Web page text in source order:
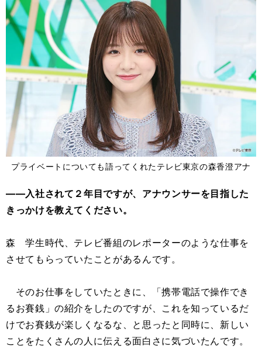
プライベートについても語ってくれたテレビ東京の森香澄アナ
――入社されて２年目ですが、アナウンサーを目指した
きっかけを教えてください。
森 学生時代、テレビ番組のレポーターのような仕事を
させてもらっていたことがあるんです。
そのお仕事をしていたときに、「携帯電話で操作でき
るお賽銭」の紹介をしたのですが、これを知っているだ
けでお賽銭が楽しくなるな、と思ったと同時に、新しい
ことをたくさんの人に伝える面白さに気づいたんです。